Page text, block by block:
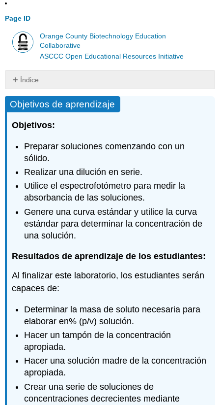
Page ID
Orange County Biotechnology Education
Collaborative
ASCCC Open Educational Resources Initiative
Índice
de
aprendizaje
Introducción
1.
Consideraciones
clave
la
hora
de
elaborar
soluciones:
Matemáticas
laboratorio:
hacer
soluciones
porcentuales
2.
Example
Activity
1:
Calculating
Amount
of
Solute
Objetivos de aprendizaje
Objetivos:
Preparar soluciones comenzando con un
sólido.
Realizar una dilución en serie.
Utilice el espectrofotómetro para medir la
absorbancia de las soluciones.
Genere una curva estándar y utilice la curva
estándar para determinar la concentración de
una solución.
Resultados de aprendizaje de los estudiantes:
Al finalizar este laboratorio, los estudiantes serán
capaces de:
Determinar la masa de soluto necesaria para
elaborar en% (p/v) solución.
Hacer un tampón de la concentración
apropiada.
Hacer una solución madre de la concentración
apropiada.
Crear una serie de soluciones de
concentraciones decrecientes mediante